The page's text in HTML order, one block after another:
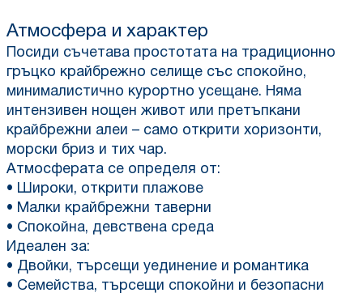
Атмосфера и характер
Посиди съчетава простотата на традиционно
гръцко крайбрежно селище със спокойно,
минималистично курортно усещане. Няма
интензивен нощен живот или претъпкани
крайбрежни алеи – само открити хоризонти,
морски бриз и тих чар.
Атмосферата се определя от:
• Широки, открити плажове
• Малки крайбрежни таверни
• Спокойна, девствена среда
Идеален за:
• Двойки, търсещи уединение и романтика
• Семейства, търсещи спокойни и безопасни